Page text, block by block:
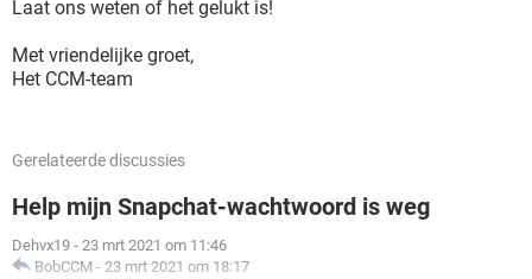
Laat ons weten of het gelukt is!
Met vriendelijke groet,
Het CCM-team
Gerelateerde discussies
Help mijn Snapchat-wachtwoord is weg
Dehvx19 - 23 mrt 2021 om 11:46
BobCCM - 23 mrt 2021 om 18:17